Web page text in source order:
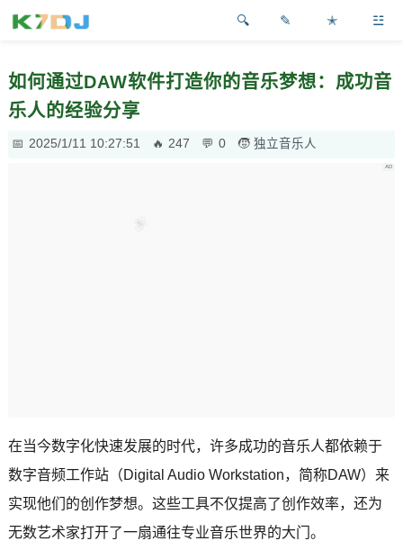
✎ ✭ ☳
如何通过DAW软件打造你的音乐梦想：成功音
乐人的经验分享
2025/1/11 10:27:51 247 0 独立音乐人
在当今数字化快速发展的时代，许多成功的音乐人都依赖于
数字音频工作站（Digital Audio Workstation，简称DAW）来
实现他们的创作梦想。这些工具不仅提高了创作效率，还为
无数艺术家打开了一扇通往专业音乐世界的大门。